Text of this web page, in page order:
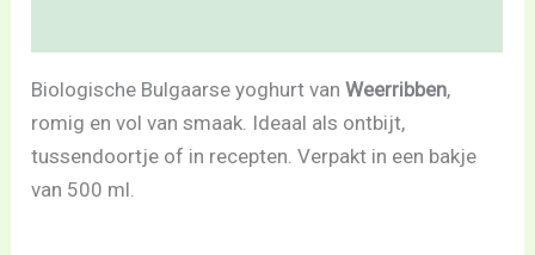
Biologische Bulgaarse yoghurt vanWeerribben,
romig en vol van smaak. Ideaal als ontbijt,
tussendoortje of in recepten. Verpakt in een bakje
van 500 ml.